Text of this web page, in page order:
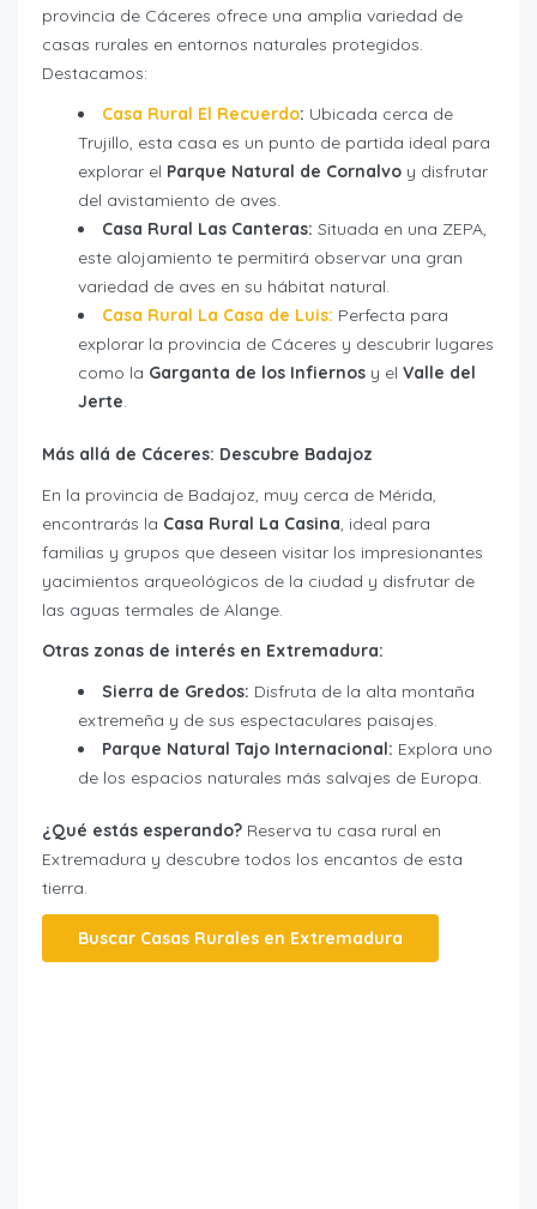
provincia de Cáceres ofrece una amplia variedad de
casas rurales en entornos naturales protegidos.
Destacamos:
Casa Rural El Recuerdo: Ubicada cerca de
Trujillo, esta casa es un punto de partida ideal para
explorar el Parque Natural de Cornalvo y disfrutar
del avistamiento de aves.
Casa Rural Las Canteras: Situada en una ZEPA,
este alojamiento te permitirá observar una gran
variedad de aves en su hábitat natural.
Casa Rural La Casa de Luis: Perfecta para
explorar la provincia de Cáceres y descubrir lugares
como la Garganta de los Infiernos y el Valle del
Jerte.
Más allá de Cáceres: Descubre Badajoz
En la provincia de Badajoz, muy cerca de Mérida,
encontrarás la Casa Rural La Casina, ideal para
familias y grupos que deseen visitar los impresionantes
yacimientos arqueológicos de la ciudad y disfrutar de
las aguas termales de Alange.
Otras zonas de interés en Extremadura:
Sierra de Gredos: Disfruta de la alta montaña
extremeña y de sus espectaculares paisajes.
Parque Natural Tajo Internacional: Explora uno
de los espacios naturales más salvajes de Europa.
¿Qué estás esperando? Reserva tu casa rural en
Extremadura y descubre todos los encantos de esta
tierra.
Buscar Casas Rurales en Extremadura